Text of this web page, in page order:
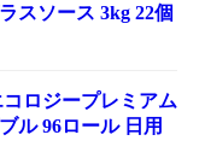
スソース 3kg 22個
ロジープレミアム
ル 96ロール 日用